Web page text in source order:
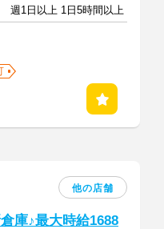
週1日以上 1日5時間以上
他の店舗
庫♪最大時給1688